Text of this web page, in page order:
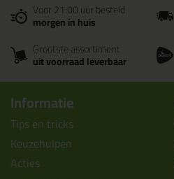
Voor 21:00 uur besteld
morgen in huis
Grootste assortiment
uit voorraad leverbaar
Informatie
Tips en tricks
Keuzehulpen
Acties